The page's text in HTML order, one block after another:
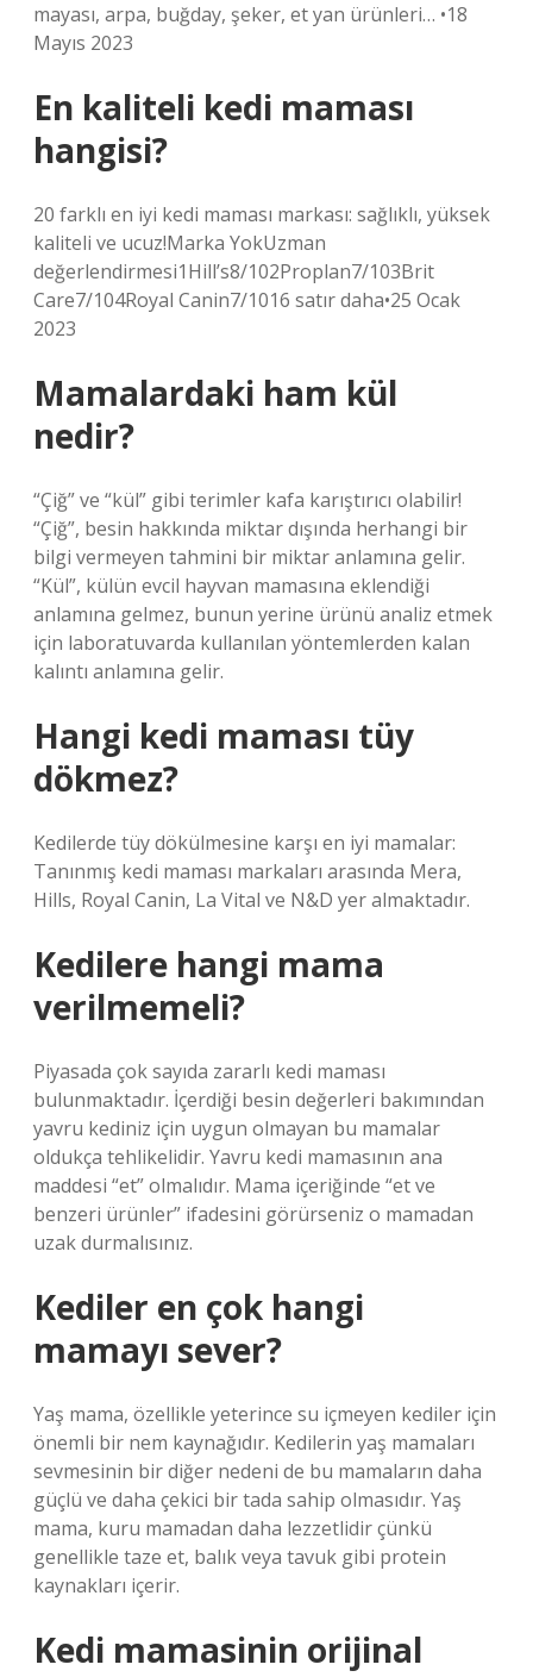
mayası, arpa, buğday, şeker, et yan ürünleri… •18
Mayıs 2023
En kaliteli kedi maması
hangisi?
20 farklı en iyi kedi maması markası: sağlıklı, yüksek
kaliteli ve ucuz!Marka YokUzman
değerlendirmesi1Hill’s8/102Proplan7/103Brit
Care7/104Royal Canin7/1016 satır daha•25 Ocak
2023
Mamalardaki ham kül
nedir?
“Çiğ” ve “kül” gibi terimler kafa karıştırıcı olabilir!
“Çiğ”, besin hakkında miktar dışında herhangi bir
bilgi vermeyen tahmini bir miktar anlamına gelir.
“Kül”, külün evcil hayvan mamasına eklendiği
anlamına gelmez, bunun yerine ürünü analiz etmek
için laboratuvarda kullanılan yöntemlerden kalan
kalıntı anlamına gelir.
Hangi kedi maması tüy
dökmez?
Kedilerde tüy dökülmesine karşı en iyi mamalar:
Tanınmış kedi maması markaları arasında Mera,
Hills, Royal Canin, La Vital ve N&D yer almaktadır.
Kedilere hangi mama
verilmemeli?
Piyasada çok sayıda zararlı kedi maması
bulunmaktadır. İçerdiği besin değerleri bakımından
yavru kediniz için uygun olmayan bu mamalar
oldukça tehlikelidir. Yavru kedi mamasının ana
maddesi “et” olmalıdır. Mama içeriğinde “et ve
benzeri ürünler” ifadesini görürseniz o mamadan
uzak durmalısınız.
Kediler en çok hangi
mamayı sever?
Yaş mama, özellikle yeterince su içmeyen kediler için
önemli bir nem kaynağıdır. Kedilerin yaş mamaları
sevmesinin bir diğer nedeni de bu mamaların daha
güçlü ve daha çekici bir tada sahip olmasıdır. Yaş
mama, kuru mamadan daha lezzetlidir çünkü
genellikle taze et, balık veya tavuk gibi protein
kaynakları içerir.
Kedi mamasinin orijinal